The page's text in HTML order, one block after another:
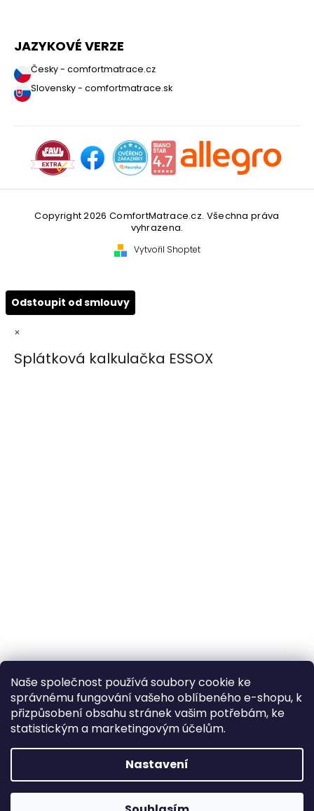
Naše společnost používá soubory cookie ke
správnému fungování vašeho oblíbeného e-shopu, k
přizpůsobení obsahu stránek vašim potřebám, ke
statistickým a marketingovým účelům.
Nastavení
JAZYKOVÉ VERZE
Česky - comfortmatrace.cz
Slovensky - comfortmatrace.sk
Vytvořil Shoptet
Copyright 2026 ComfortMatrace.cz. Všechna práva
vyhrazena.
Odstoupit od smlouvy
×
Splátková kalkulačka ESSOX